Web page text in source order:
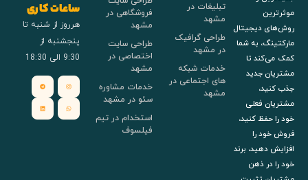
موثرترین
روش‌های دیجیتال
مارکتینگ، به شما
کمک می‌کند تا
مشتریان جدید
جذب کنید،
مشتریان فعلی
خود را حفظ کنید،
فروش خود را
افزایش دهید، برند
خود را در ذهن
تبلیغات در
مشهد
طراحی گرافیک
در مشهد
خدمات شبکه
های اجتماعی در
مشهد
فروشگاهی در
مشهد
طراحی سایت
اختصاصی در
مشهد
خدمات مشاوره
سئو در مشهد
استخدام در تیم
فیلسوف
ساعات کاری
هرروز از شنبه تا
پنجشنبه از
9:30 الی 18:30